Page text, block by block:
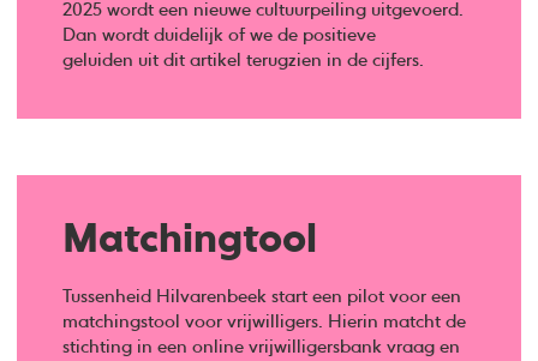
2025 wordt een nieuwe cultuurpeiling uitgevoerd.
Dan wordt duidelijk of we de positieve
geluiden uit dit artikel terugzien in de cijfers.
Matchingtool
Tussenheid Hilvarenbeek start een pilot voor een
matchingstool voor vrijwilligers. Hierin matcht de
stichting in een online vrijwilligersbank vraag en